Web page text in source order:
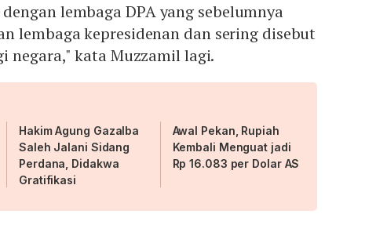
lembaga DPA yang sebelumnya
lembaga kepresidenan dan sering disebut
negara," kata Muzzamil lagi.
Hakim Agung Gazalba
Saleh Jalani Sidang
Perdana, Didakwa
Gratifikasi
Awal Pekan, Rupiah
Kembali Menguat jadi
Rp 16.083 per Dolar AS